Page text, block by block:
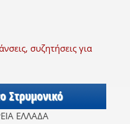
συζητήσεις για
Στρυμονικό
ΕΛΛΑΔΑ